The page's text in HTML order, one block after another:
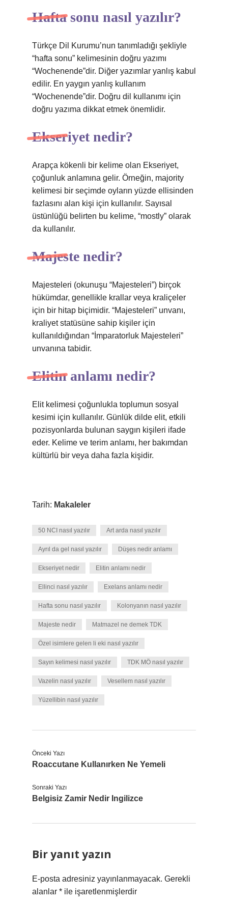
Hafta sonu nasıl yazılır?
Türkçe Dil Kurumu’nun tanımladığı şekliyle
“hafta sonu” kelimesinin doğru yazımı
“Wochenende”dir. Diğer yazımlar yanlış kabul
edilir. En yaygın yanlış kullanım
“Wochenende”dir. Doğru dil kullanımı için
doğru yazıma dikkat etmek önemlidir.
Ekseriyet nedir?
Arapça kökenli bir kelime olan Ekseriyet,
çoğunluk anlamına gelir. Örneğin, majority
kelimesi bir seçimde oyların yüzde ellisinden
fazlasını alan kişi için kullanılır. Sayısal
üstünlüğü belirten bu kelime, “mostly” olarak
da kullanılır.
Majeste nedir?
Majesteleri (okunuşu “Majesteleri”) birçok
hükümdar, genellikle krallar veya kraliçeler
için bir hitap biçimidir. “Majesteleri” unvanı,
kraliyet statüsüne sahip kişiler için
kullanıldığından “İmparatorluk Majesteleri”
unvanına tabidir.
Elitin anlamı nedir?
Elit kelimesi çoğunlukla toplumun sosyal
kesimi için kullanılır. Günlük dilde elit, etkili
pozisyonlarda bulunan saygın kişileri ifade
eder. Kelime ve terim anlamı, her bakımdan
kültürlü bir veya daha fazla kişidir.
Tarih: Makaleler
50 NCI nasıl yazılır Art arda nasıl yazılır
Ayrıl da gel nasıl yazılır Düşes nedir anlamı
Ekseriyet nedir Elitin anlamı nedir
Ellinci nasıl yazılır Exelans anlamı nedir
Hafta sonu nasıl yazılır Kolonyanın nasıl yazılır
Majeste nedir Matmazel ne demek TDK
Özel isimlere gelen li eki nasıl yazılır
Sayın kelimesi nasıl yazılır TDK MÖ nasıl yazılır
Vazelin nasıl yazılır Vesellem nasıl yazılır
Yüzellibin nasıl yazılır
Önceki Yazı
Roaccutane Kullanırken Ne Yemeli
Sonraki Yazı
Belgisiz Zamir Nedir Ingilizce
Bir yanıt yazın
E-posta adresiniz yayınlanmayacak. Gerekli
alanlar * ile işaretlenmişlerdir